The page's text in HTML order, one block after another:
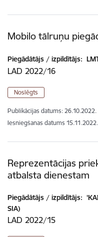
Mobilo tālruņu
Piegādātājs / izpildītājs:
LAD 2022/16
Noslēgts
Publikācijas datums: 26.10.2022.
Iesniegšanas datums 15.11.2022.
Reprezentācijas
atbalsta dienestam
Piegādātājs / izpildītājs:
SIA)
LAD 2022/15